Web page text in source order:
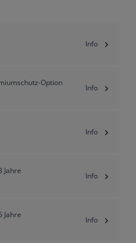
Info
Option
Info
Info
Jahre
Info
Jahre
Info